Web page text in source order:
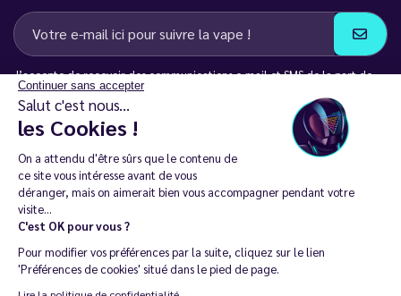
Continuer sans accepter
Salut c'est nous...
les Cookies !
On a attendu d'être sûrs que le contenu de
ce site vous intéresse avant de vous
déranger, mais on aimerait bien vous accompagner pendant votre
visite...
C'est OK pour vous ?
Pour modifier vos préférences par la suite, cliquez sur le lien
'Préférences de cookies' situé dans le pied de page.
J’accepte de recevoir des communications e-mail et SMS de la part de
LD Groupe
Restez en contact
La vente de cigarette électronique est interdite chez les moins de
18 ans. 🔞
Copyright © 2014 - 2026 Le Vapoteur Discount - Tous droits